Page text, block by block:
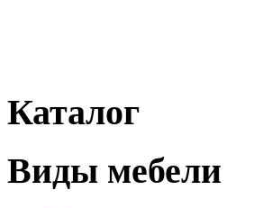
Каталог
Виды мебели